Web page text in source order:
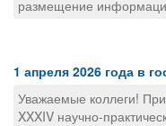
размещение
1 апреля 2026 года в
Уважаемые коллеги!
XXXIV научно-